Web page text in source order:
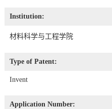
Institution:
材料科学与工程学院
Type of Patent:
Invent
Application Number: